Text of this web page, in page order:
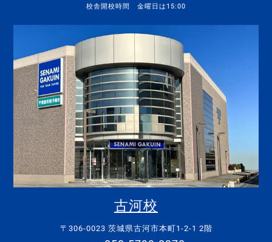
校舎開校時間 金曜日は15:00
古河校
〒306-0023 茨城県古河市本町1-2-1 2階